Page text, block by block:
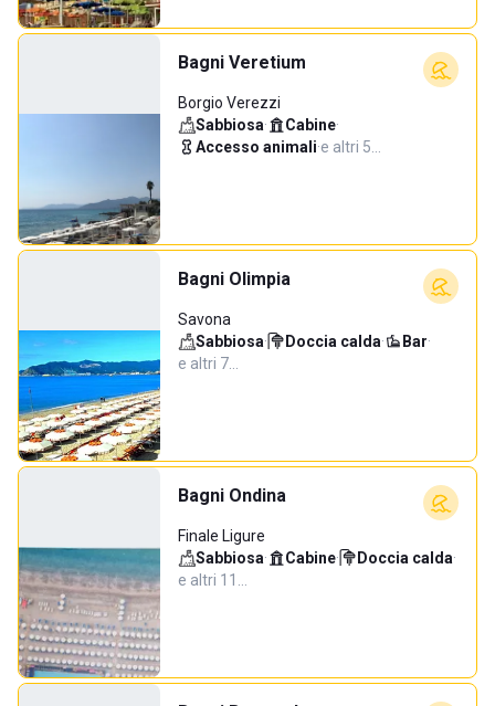
Bagni Veretium
Borgio Verezzi
Sabbiosa· Cabine·
Accesso animali·e altri 5…
Bagni Olimpia
Savona
Sabbiosa· Doccia calda· Bar·
e altri 7…
Bagni Ondina
Finale Ligure
Sabbiosa· Cabine· Doccia calda·
e altri 11…